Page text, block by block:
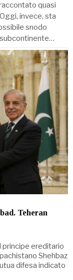
quasi
invece, sta
snodo
Teheran
principe ereditario
Shehbaz
difesa indicato